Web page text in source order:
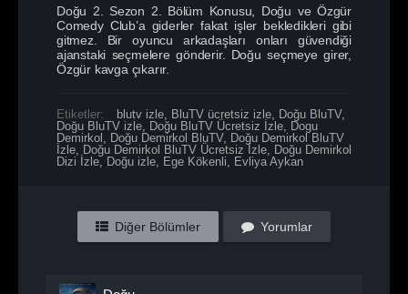
Doğu 2. Sezon 2. Bölüm Konusu, Doğu ve Özgür
Comedy Club’a giderler fakat işler bekledikleri gibi
gitmez. Bir oyuncu arkadaşları onları güvendiği
ajanstaki seçmelere gönderir. Doğu seçmeye girer,
Özgür kavga çıkarır.
Etiketler: blutv izle BluTV ücretsiz izle Doğu BluTV,
Doğu BluTV izle Doğu BluTV Ücretsiz İzle Dogu
Demirkol
Doğu Demirkol BluTV, Doğu Demirkol BluTV
İzle Doğu Demirkol BluTV Ücretsiz İzle Doğu Demirkol
Dizi İzle, Doğu izle Ege Kökenli Evliya Aykan
Diğer Bölümler Yorumlar